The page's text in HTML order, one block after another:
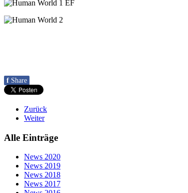
f Share
Zurück
Weiter
Alle Einträge
News 2020
News 2019
News 2018
News 2017